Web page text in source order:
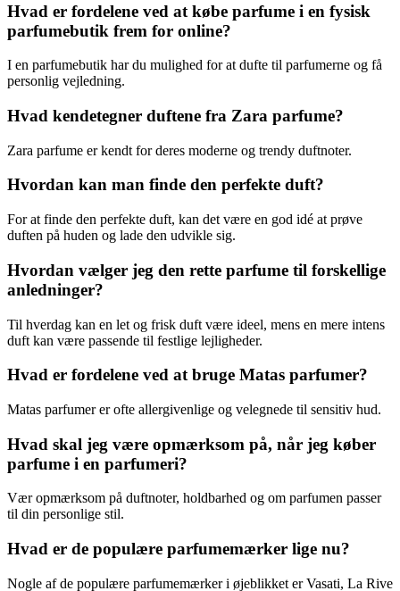
Hvad er fordelene ved at købe parfume i en fysisk
parfumebutik frem for online?
I en parfumebutik har du mulighed for at dufte til parfumerne og få
personlig vejledning.
Hvad kendetegner duftene fra Zara parfume?
Zara parfume er kendt for deres moderne og trendy duftnoter.
Hvordan kan man finde den perfekte duft?
For at finde den perfekte duft, kan det være en god idé at prøve
duften på huden og lade den udvikle sig.
Hvordan vælger jeg den rette parfume til forskellige
anledninger?
Til hverdag kan en let og frisk duft være ideel, mens en mere intens
duft kan være passende til festlige lejligheder.
Hvad er fordelene ved at bruge Matas parfumer?
Matas parfumer er ofte allergivenlige og velegnede til sensitiv hud.
Hvad skal jeg være opmærksom på, når jeg køber
parfume i en parfumeri?
Vær opmærksom på duftnoter, holdbarhed og om parfumen passer
til din personlige stil.
Hvad er de populære parfumemærker lige nu?
Nogle af de populære parfumemærker i øjeblikket er Vasati, La Rive